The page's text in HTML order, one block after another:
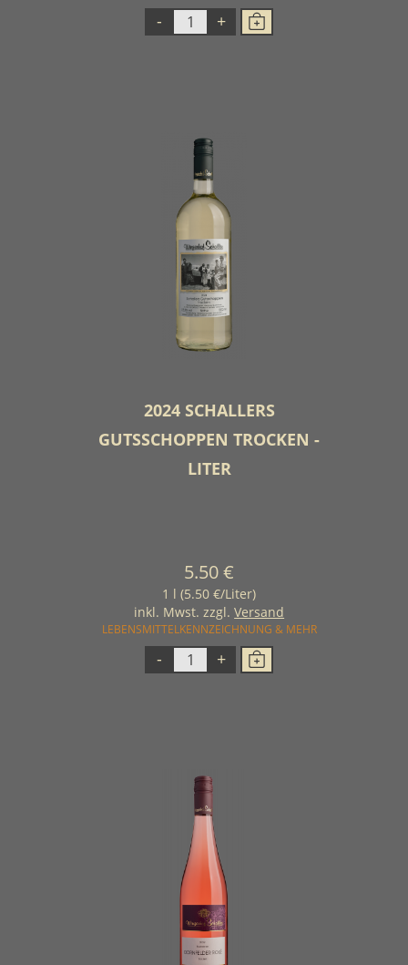
- +
2024 SCHALLERS
GUTSSCHOPPEN TROCKEN -
LITER
5.50 €
1 l (5.50 €/Liter)
inkl. Mwst. zzgl.Versand
LEBENSMITTELKENNZEICHNUNG & MEHR
- +